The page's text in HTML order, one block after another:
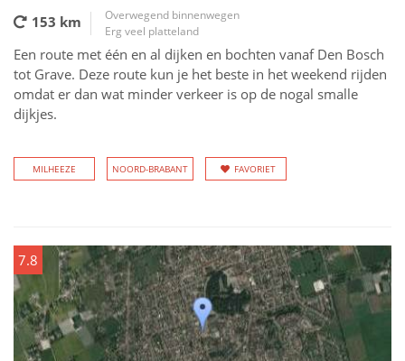
153 km
Overwegend binnenwegen
Erg veel platteland
Een route met één en al dijken en bochten vanaf Den Bosch
tot Grave. Deze route kun je het beste in het weekend rijden
omdat er dan wat minder verkeer is op de nogal smalle
dijkjes.
MILHEEZE NOORD-BRABANT FAVORIET
7.8